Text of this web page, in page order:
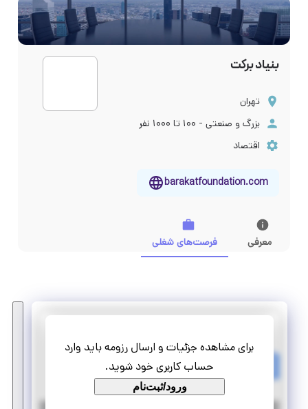
بنیاد برکت
تهران
بزرگ و صنعتی - ۱۰۰ تا ۱۰۰۰ نفر
اقتصاد
barakatfoundation.com
معرفی فرصت‌های شغلی
برای مشاهده جزئیات و ارسال رزومه باید وارد
حساب کاربری خود شوید.
ورود/ثبت‌نام
تمام وقت استخدام